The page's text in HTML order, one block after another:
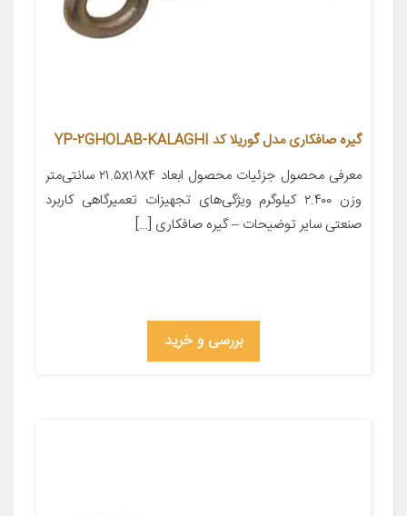
گیره صافکاری مدل گوریلا کد YP-2GHOLAB-KALAGHI
معرفی محصول جزئیات محصول ابعاد ۲۱.۵x۱۸x۴ سانتی‌متر
وزن ۲.۴۰۰ کیلوگرم ویژگی‌های تجهیزات تعمیرگاهی کاربرد
صنعتی سایر توضیحات – گیره صافکاری […]
بررسی و خرید